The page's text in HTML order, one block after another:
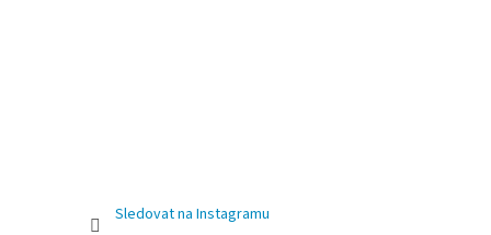
Sledovat na Instagramu